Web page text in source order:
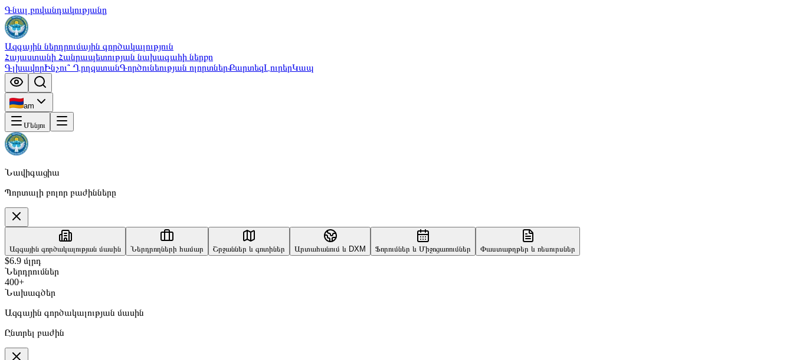
Գնալ բովանդակությանը
Ազգային ներդրումային գործակալություն
Հայաստանի Հանրապետության նախագահի ներքո
ԳլխավորԻնչու՞ ՂրղզստանԳործունեության ոլորտներՔարտեզԼուրերԿապ
am
Մենյու
Նավիգացիա
Պորտալի բոլոր բաժինները
Ազգային գործակալության մասին Ներդրողների համար Շրջաններ և գոտիներ Արտահանում և DXM Ֆորումներ և Միջոցառումներ Փաստաթղթեր և ռեսուրսներ
$6.9 մլրդ
Ներդրումներ
400+
Նախագծեր
Ազգային գործակալության մասին
Ընտրել բաժին